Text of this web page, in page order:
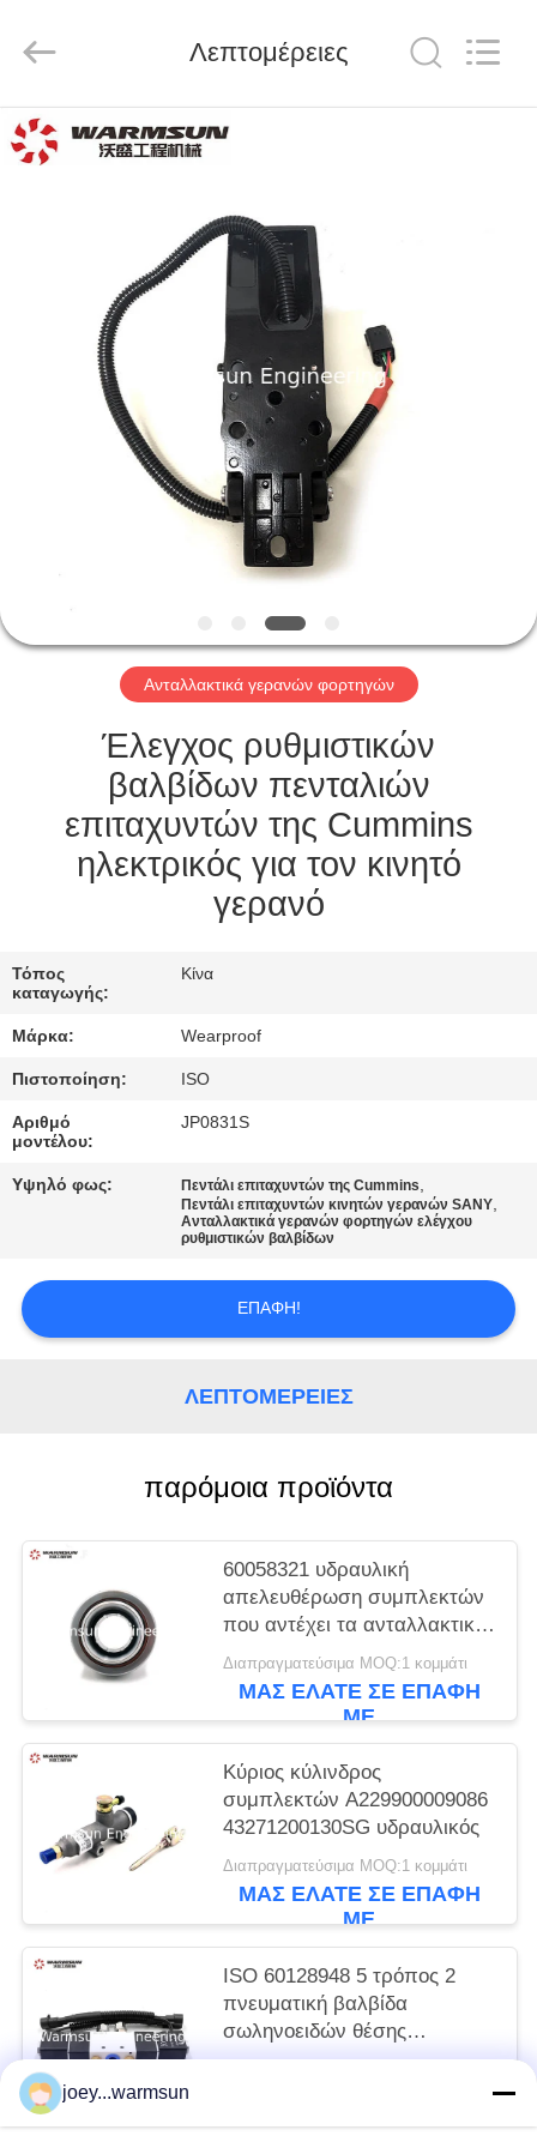
ΣΠΊΤΙ
ΠΕΡΊΠΟΥ
ΕΜΕΊΣ
ΓΎΡΟΣ
ΕΡΓΟΣΤΑΣΊΩΝ
ΠΟΙΟΤΙΚΌΣ
ΜΑΣ
ΕΛΆΤΕ
ΕΠΑΦΉ
ΖΗΤΉΣΤΕ
ΈΝΑ
SITEMAP
PRIVACY
POLICY
Co.,
Reserved.
Λεπτομέρειες
Ανταλλακτικά γερανών φορτηγών
Έλεγχος ρυθμιστικών
βαλβίδων πενταλιών
επιταχυντών της Cummins
ηλεκτρικός για τον κινητό
γερανό
Τόπος
καταγωγής:
Κίνα
Μάρκα: Wearproof
Πιστοποίηση: ISO
Αριθμό
μοντέλου:
JP0831S
Υψηλό φως: Πεντάλι επιταχυντών της Cummins,
Πεντάλι επιταχυντών κινητών γερανών SANY,
Ανταλλακτικά γερανών φορτηγών ελέγχου
ρυθμιστικών βαλβίδων
ΕΠΑΦΉ!
ΛΕΠΤΟΜΈΡΕΙΕΣ
παρόμοια προϊόντα
60058321 υδραυλική
απελευθέρωση συμπλεκτών
που αντέχει τα ανταλλακτικά
γερανών φορτηγών
86CL6395F0C
Διαπραγματεύσιμα MOQ:1 κομμάτι
ΜΑΣ ΕΛΆΤΕ ΣΕ ΕΠΑΦΉ
ΜΕ
Κύριος κύλινδρος
συμπλεκτών A229900009086
43271200130SG υδραυλικός
Διαπραγματεύσιμα MOQ:1 κομμάτι
ΜΑΣ ΕΛΆΤΕ ΣΕ ΕΠΑΦΉ
ΜΕ
ISO 60128948 5 τρόπος 2
πνευματική βαλβίδα
σωληνοειδών θέσης
B994V22008KCS017B
ΜΕ
joey...warmsun